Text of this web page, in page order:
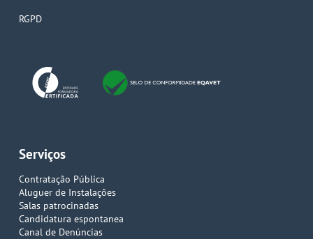
RGPD
Serviços
Contratação Pública
Aluguer de Instalações
Salas patrocinadas
Candidatura espontanea
Canal de Denúncias